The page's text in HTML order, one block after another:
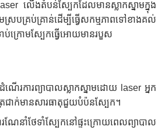
លើងតំបន់ស្បែកដែលមានស្លាកស្នាមក្នុង
គ្រប់គ្រាន់ដើម្បីធ្វើសកម្មភាពទៅខាងគល់
ាប់ក្រោមស្បែកធ្វើអោយមានរបួស
ើរការព្យាបាលស្លាកស្នាមដោយ laser អ្នក
ជាក់មានសារធាតុជួយបំប៉នស្បែក។
នាំថែទាំស្បែកនៅផ្ទះក្រោយពេលព្យាបាល